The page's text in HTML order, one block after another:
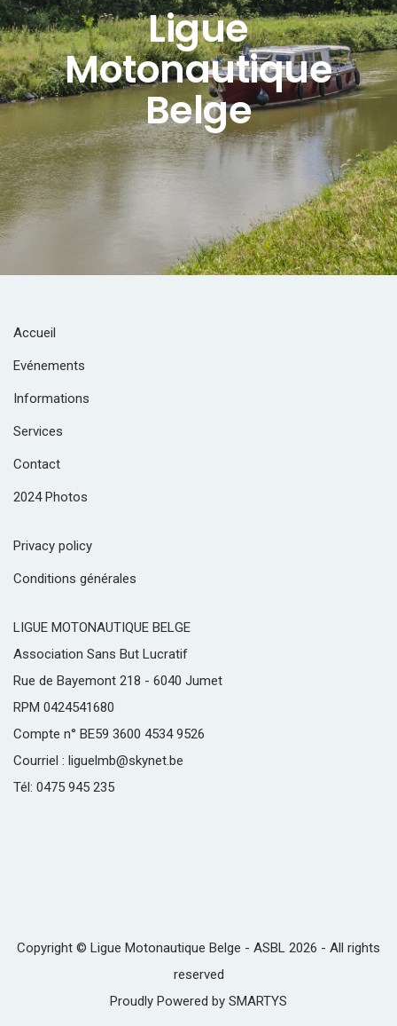
Ligue
Motonautique
Belge
Accueil
Evénements
Informations
Services
Contact
2024 Photos
Privacy policy
Conditions générales
LIGUE MOTONAUTIQUE BELGE
Association Sans But Lucratif
Rue de Bayemont 218 - 6040 Jumet
RPM 0424541680
Compte n° BE59 3600 4534 9526
Courriel : liguelmb@skynet.be
Tél: 0475 945 235
Copyright © Ligue Motonautique Belge - ASBL 2026 - All rights
reserved
Proudly Powered by SMARTYS